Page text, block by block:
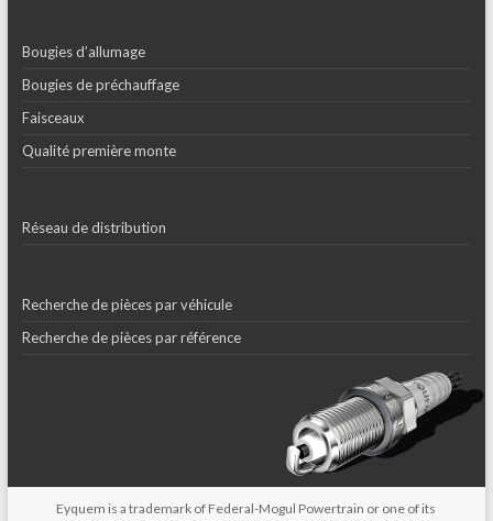
Bougies d’allumage
Bougies de préchauffage
Faisceaux
Qualité première monte
Réseau de distribution
Recherche de pièces par véhicule
Recherche de pièces par référence
Eyquem is a trademark of Federal-Mogul Powertrain or one of its